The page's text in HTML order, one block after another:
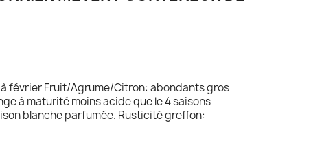
février Fruit/Agrume/Citron: abondants gros
à maturité moins acide que le 4 saisons
blanche parfumée. Rusticité greffon: